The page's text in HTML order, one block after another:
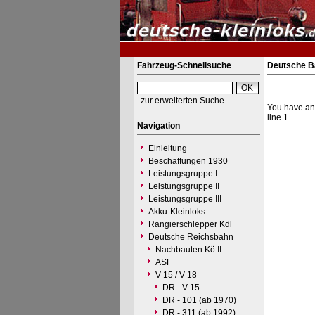
Fahrzeug-Schnellsuche
zur erweiterten Suche
Navigation
Einleitung
Beschaffungen 1930
Leistungsgruppe I
Leistungsgruppe II
Leistungsgruppe III
Akku-Kleinloks
Rangierschlepper Kdl
Deutsche Reichsbahn
Nachbauten Kö II
ASF
V 15 / V 18
DR - V 15
DR - 101 (ab 1970)
DR - 311 (ab 1992)
Deutsche
You have
line 1